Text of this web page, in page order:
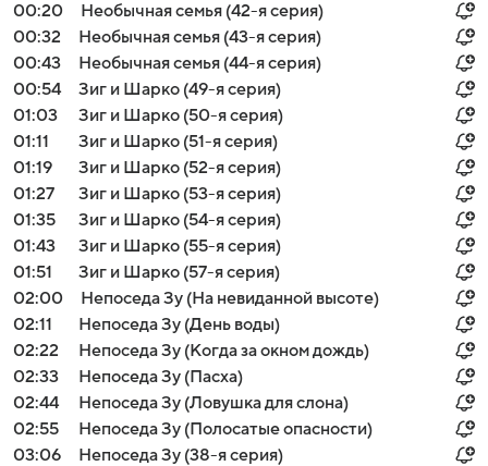
00:20
Необычная семья (42-я серия)
00:32
Необычная семья (43-я серия)
00:43
Необычная семья (44-я серия)
00:54
Зиг и Шарко (49-я серия)
01:03
Зиг и Шарко (50-я серия)
01:11
Зиг и Шарко (51-я серия)
01:19
Зиг и Шарко (52-я серия)
01:27
Зиг и Шарко (53-я серия)
01:35
Зиг и Шарко (54-я серия)
01:43
Зиг и Шарко (55-я серия)
01:51
Зиг и Шарко (57-я серия)
02:00
Непоседа Зу (На невиданной высоте)
02:11
Непоседа Зу (День воды)
02:22
Непоседа Зу (Когда за окном дождь)
02:33
Непоседа Зу (Пасха)
02:44
Непоседа Зу (Ловушка для слона)
02:55
Непоседа Зу (Полосатые опасности)
03:06
Непоседа Зу (38-я серия)